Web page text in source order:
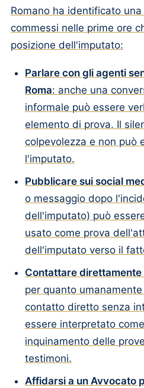
Romano ha identificato
commessi nelle prime ore
posizione dell'imputato:
Parlare con gli agenti
Roma: anche una
informale può essere
elemento di prova. Il
colpevolezza e non può
l'imputato.
Pubblicare sui social
o messaggio dopo
dell'imputato) può
usato come prova
dell'imputato verso il
Contattare
per quanto
contatto diretto senza
essere interpretato
inquinamento delle
testimoni.
Affidarsi a un Avvocato